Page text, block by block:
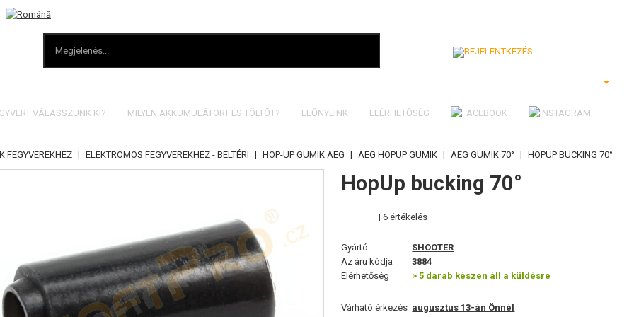
VÁLASSZUNK KI? MILYEN AKKUMULÁTORT ÉS TÖLTŐT? ELŐNYEINK ELÉRHETŐSÉG
FEGYVEREKHEZ | ELEKTROMOS FEGYVEREKHEZ - BELTÉRI | HOP-UP GUMIK AEG | AEG HOPUP GUMIK | AEG GUMIK 70° | HOPUP BUCKING 70°
HopUp bucking 70°
| 6 értékelés
Gyártó
SHOOTER
Az áru kódja
3884
Elérhetőség
> 5 darab készen áll a küldésre
Várható érkezés augusztus 13-án Önnél